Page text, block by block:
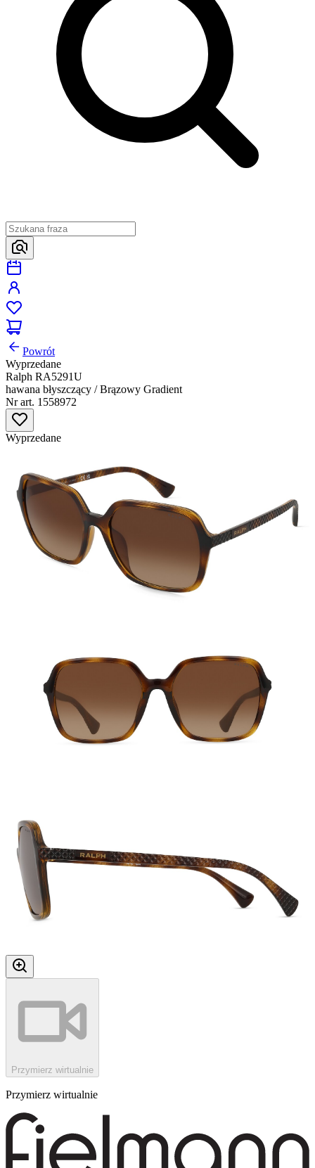
Powrót
Wyprzedane
Ralph RA5291U
hawana błyszczący / Brązowy Gradient
Nr art. 1558972
Wyprzedane
Przymierz wirtualnie
Przymierz wirtualnie